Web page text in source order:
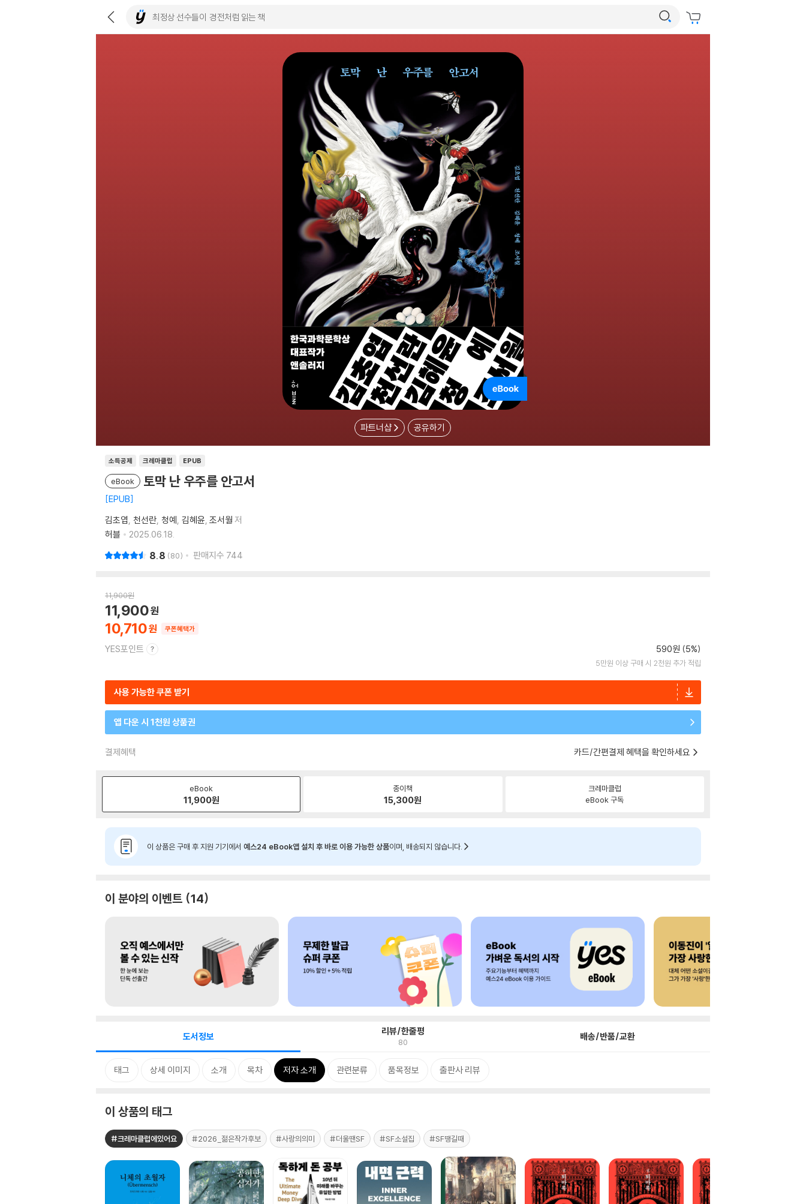
파트너샵 공유하기
소득공제 크레마클럽 EPUB
eBook 토막 난 우주를 안고서
EPUB
김초엽 천선란 청예 김혜윤 조서월 저
허블
2025.06.18.
8.8 80 판매지수 744
11,900원
10,710
11,900
쿠폰혜택가
YES포인트 590원 (5%)
5만원 이상 구매 시 2천원 추가 적립
사용 가능한 쿠폰 받기
앱 다운 시 1천원 상품권
결제혜택 카드/간편결제 혜택을 확인하세요
eBook
11,900원
종이책
15,300원
크레마클럽
eBook 구독
이 상품은 구매 후 지원 기기에서 예스24 eBook앱 설치 후 바로 이용 가능한 상품이며, 배송되지 않습니다.
이 분야의 이벤트 14
도서정보 리뷰/한줄평
80 배송/반품/교환
태그 상세 이미지 소개 목차 저자 소개 관련분류 품목정보 출판사 리뷰
이 상품의 태그
#크레마클럽에있어요 #2026_젊은작가후보 #사랑의의미 #더울땐SF #SF소설집 #SF땡길때